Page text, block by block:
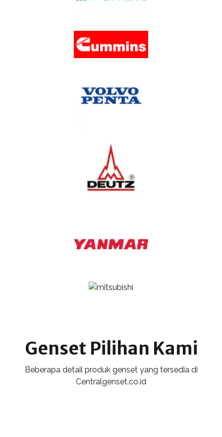
Genset Pilihan Kami
Beberapa detail produk genset yang tersedia di
Centralgenset.co.id